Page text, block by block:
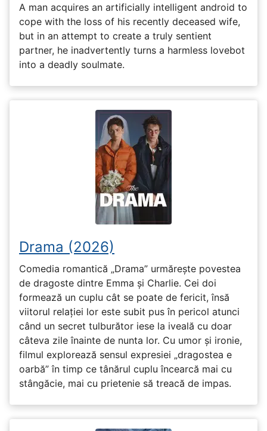
A man acquires an artificially intelligent android to
cope with the loss of his recently deceased wife,
but in an attempt to create a truly sentient
partner, he inadvertently turns a harmless lovebot
into a deadly soulmate.
Drama (2026)
Comedia romantică „Drama” urmărește povestea
de dragoste dintre Emma și Charlie. Cei doi
formează un cuplu cât se poate de fericit, însă
viitorul relației lor este subit pus în pericol atunci
când un secret tulburător iese la iveală cu doar
câteva zile înainte de nunta lor. Cu umor și ironie,
filmul explorează sensul expresiei „dragostea e
oarbă” în timp ce tânărul cuplu încearcă mai cu
stângăcie, mai cu prietenie să treacă de impas.